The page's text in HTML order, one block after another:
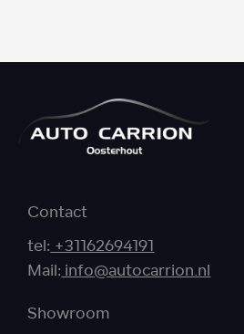
Contact
tel:+31162694191
Mail:info@autocarrion.nl
Showroom